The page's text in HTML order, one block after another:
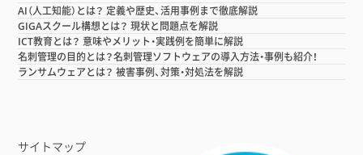
AI（人工知能）とは？ 定義や歴史、活用事例まで徹底解説
GIGAスクール構想とは？ 現状と問題点を解説
ICT教育とは？ 意味やメリット・実践例を簡単に解説
名刺管理の目的とは？名刺管理ソフトウェアの導入方法・事例も紹介！
ランサムウェアとは？ 被害事例、対策・対処法を解説
サイトマップ